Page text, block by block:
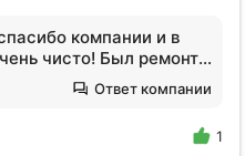
Квартира после
в жире, ощещение
Отмыли все!
не черной, я нигде не
Екатерине!!!
Ответ компании
1